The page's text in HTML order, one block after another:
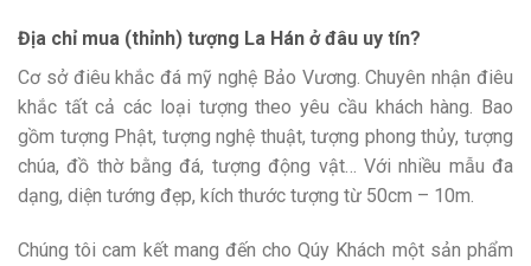
Địa chỉ mua (thỉnh) tượng La Hán ở đâu uy tín?
Cơ sở điêu khắc đá mỹ nghệ Bảo Vương. Chuyên nhận điêu
khắc tất cả các loại tượng theo yêu cầu khách hàng. Bao
gồm tượng Phật, tượng nghệ thuật, tượng phong thủy, tượng
chúa, đồ thờ bằng đá, tượng động vật… Với nhiều mẫu đa
dạng, diện tướng đẹp, kích thước tượng từ 50cm – 10m.
Chúng tôi cam kết mang đến cho Qúy Khách một sản phẩm